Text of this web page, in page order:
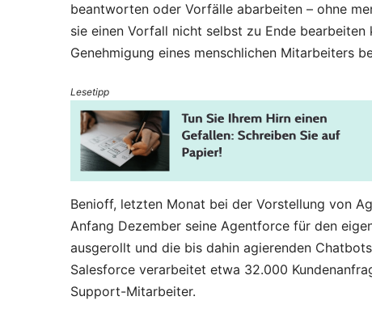
beantworten oder Vorfälle abarbeiten – ohne
sie einen Vorfall nicht selbst zu Ende
Genehmigung eines menschlichen Mitarbeiters
Lesetipp
Benioff, letzten Monat bei der Vorstellung von
Anfang Dezember seine Agentforce für den
ausgerollt und die bis dahin agierenden
Salesforce verarbeitet etwa 32.000
Support-Mitarbeiter.